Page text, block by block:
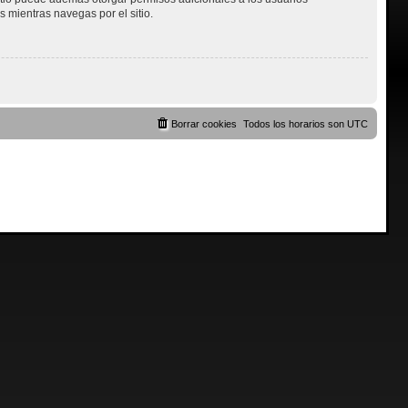
mientras navegas por el sitio.
Todos los horarios sonUTC
Borrar cookies